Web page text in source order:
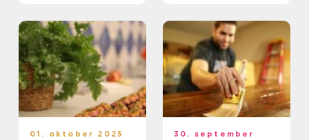
01. oktober 2025
30. september